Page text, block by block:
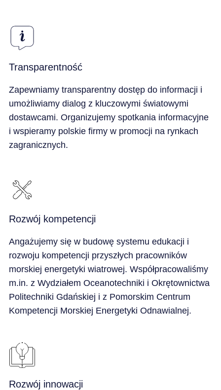
Transparentność
Zapewniamy transparentny dostęp do informacji i
umożliwiamy dialog z kluczowymi światowymi
dostawcami. Organizujemy spotkania informacyjne
i wspieramy polskie firmy w promocji na rynkach
zagranicznych.
Rozwój kompetencji
Angażujemy się w budowę systemu edukacji i
rozwoju kompetencji przyszłych pracowników
morskiej energetyki wiatrowej. Współpracowaliśmy
m.in. z Wydziałem Oceanotechniki i Okrętownictwa
Politechniki Gdańskiej i z Pomorskim Centrum
Kompetencji Morskiej Energetyki Odnawialnej.
Rozwój innowacji